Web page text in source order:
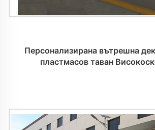
Персонализирана вътрешна
пластмасов таван